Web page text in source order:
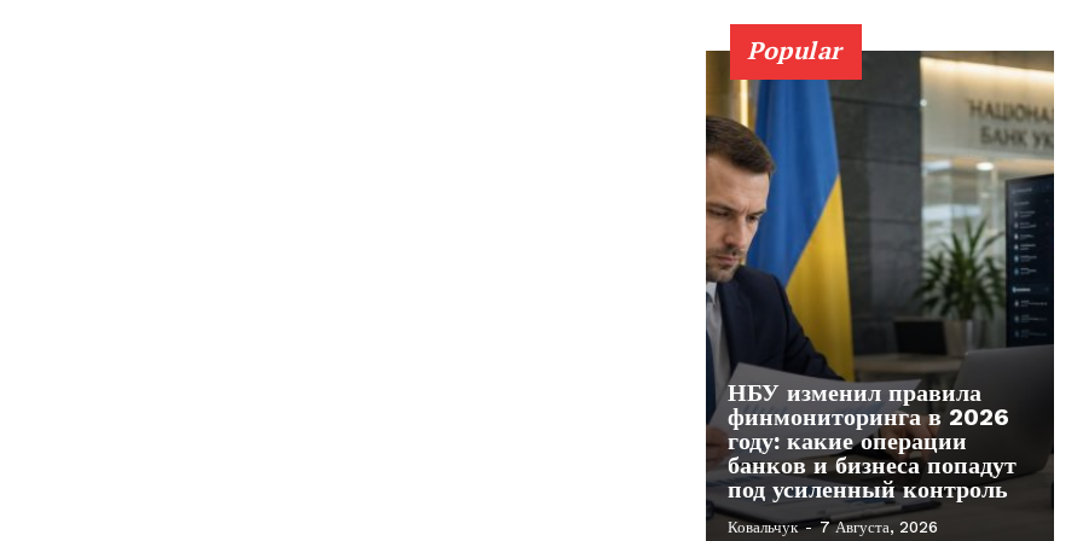
Popular
НБУ изменил правила
финмониторинга в 2026
году: какие операции
банков и бизнеса попадут
под усиленный контроль
Ковальчук - 7 Августа, 2026